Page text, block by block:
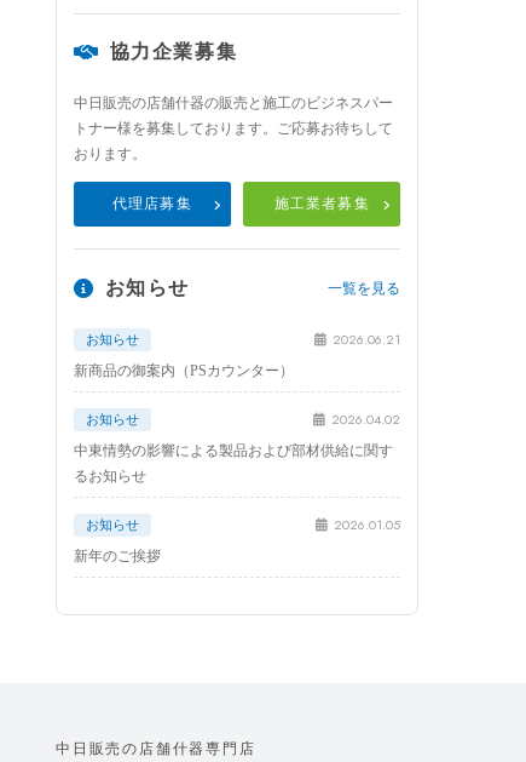
協力企業募集
中日販売の店舗什器の販売と施工のビジネスパー
トナー様を募集しております。ご応募お待ちして
おります。
代理店募集 施工業者募集
お知らせ 一覧を見る
お知らせ 2026.06.21
新商品の御案内（PSカウンター）
お知らせ 2026.04.02
中東情勢の影響による製品および部材供給に関す
るお知らせ
お知らせ 2026.01.05
新年のご挨拶
中日販売の店舗什器専門店